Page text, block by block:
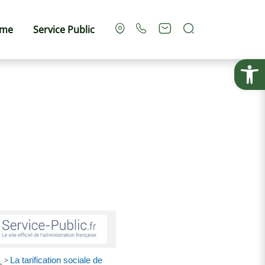
Ouvrir
Service Public
> La tarification sociale de